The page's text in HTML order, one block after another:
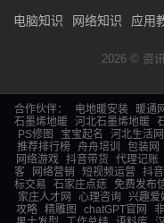
电脑知识 网络知识 应用
2026 © 资
合作伙伴： 电地暖安装 暖通
石墨烯地暖
河北石墨烯地暖
PS修图
宝宝起名 河北生活网
推荐排行榜
舟舟培训 包装网
网络游戏 抖音带货 代理记账
客
网络营销 短视频运营 抖
标交易
石家庄点痣 免费发布
家庄人才网
心理咨询 兴趣爱
攻略 精雕图 chatGPT官网